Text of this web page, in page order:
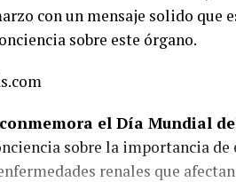
con un mensaje solido que
sobre este órgano.
el Día Mundial
sobre la importancia
renales que